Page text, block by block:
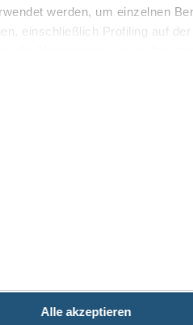
werden, um einzelnen
einschließlich Profiling auf
Cookies zu verwenden, indem
Alle akzeptieren
you always have the
732